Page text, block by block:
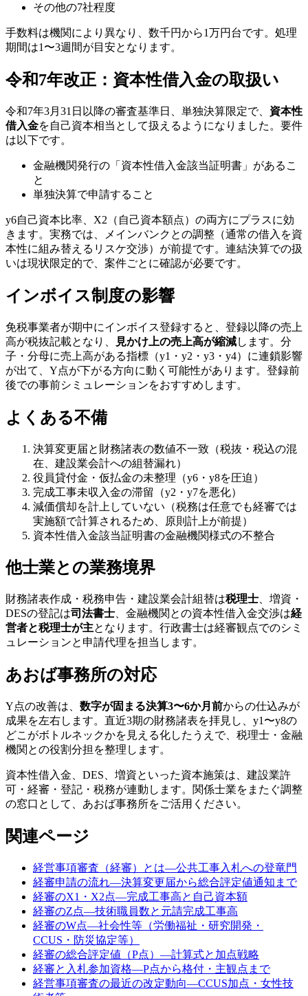
その他の7社程度
手数料は機関により異なり、数千円から1万円台です。処理
期間は1〜3週間が目安となります。
令和7年改正：資本性借入金の取扱い
令和7年3月31日以降の審査基準日、単独決算限定で、 資本性
借入金を自己資本相当として扱えるようになりました。要件
は以下です。
金融機関発行の「資本性借入金該当証明書」があるこ
と
単独決算で申請すること
y6自己資本比率、X2（自己資本額点）の両方にプラスに効
きます。実務では、メインバンクとの調整（通常の借入を資
本性に組み替えるリスケ交渉）が前提です。連結決算での扱
いは現状限定的で、案件ごとに確認が必要です。
インボイス制度の影響
免税事業者が期中にインボイス登録すると、登録以降の売上
高が税抜記載となり、
見かけ上の売上高が縮減します。分
子・分母に売上高がある指標（y1・y2・y3・y4）に連鎖影響
が出て、Y点が下がる方向に動く可能性があります。登録前
後での事前シミュレーションをおすすめします。
よくある不備
決算変更届と財務諸表の数値不一致（税抜・税込の混
在、建設業会計への組替漏れ）
役員貸付金・仮払金の未整理（y6・y8を圧迫）
完成工事未収入金の滞留（y2・y7を悪化）
減価償却を計上していない（税務は任意でも経審では
実施額で計算されるため、原則計上が前提）
資本性借入金該当証明書の金融機関様式の不整合
他士業との業務境界
財務諸表作成・税務申告・建設業会計組替は税理士 、増資・
DESの登記は司法書士 、金融機関との資本性借入金交渉は経
営者と税理士が主となります。行政書士は経審観点でのシミ
ュレーションと申請代理を担当します。
あおば事務所の対応
Y点の改善は、 数字が固まる決算3〜6か月前からの仕込みが
成果を左右します。直近3期の財務諸表を拝見し、y1〜y8の
どこがボトルネックかを見える化したうえで、税理士・金融
機関との役割分担を整理します。
資本性借入金、DES、増資といった資本施策は、建設業許
可・経審・登記・税務が連動します。関係士業をまたぐ調整
の窓口として、あおば事務所をご活用ください。
関連ページ
経営事項審査（経審）とは—公共工事入札への登竜門
経審申請の流れ—決算変更届から総合評定値通知まで
経審のX1・X2点—完成工事高と自己資本額
経審のZ点—技術職員数と元請完成工事高
経審のW点—社会性等（労働福祉・研究開発・
CCUS・防災協定等）
経審の総合評定値（P点）—計算式と加点戦略
経審と入札参加資格—P点から格付・主観点まで
経営事項審査の最近の改定動向—CCUS加点・女性技